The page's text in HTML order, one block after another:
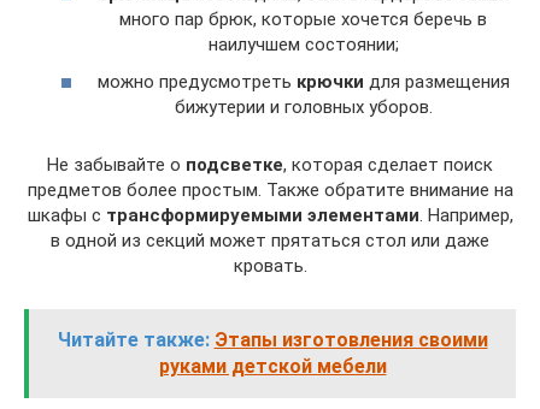
много пар брюк, которые хочется беречь в
наилучшем состоянии;
можно предусмотреть крючки для размещения
бижутерии и головных уборов.
Не забывайте о подсветке, которая сделает поиск
предметов более простым. Также обратите внимание на
шкафы с трансформируемыми элементами. Например,
в одной из секций может прятаться стол или даже
кровать.
Читайте также: Этапы изготовления своими
руками детской мебели